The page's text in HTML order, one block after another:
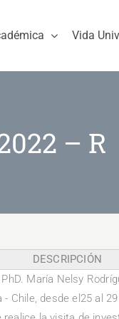
Vida
– R
DESCRIPCIÓN
María Nelsy
- Chile, desde el25 al